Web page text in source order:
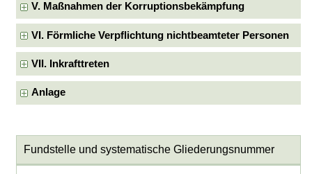
V. Maßnahmen der Korruptionsbekämpfung
VI. Förmliche Verpflichtung nichtbeamteter Personen
VII. Inkrafttreten
Anlage
Fundstelle und systematische Gliederungsnummer